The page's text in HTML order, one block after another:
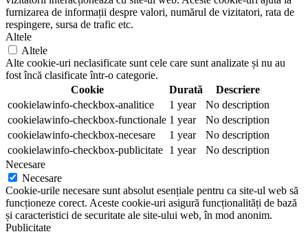
furnizarea de informații despre valori, numărul de vizitatori, rata de
respingere, sursa de trafic etc.
Altele
Altele
Alte cookie-uri neclasificate sunt cele care sunt analizate și nu au
fost încă clasificate într-o categorie.
Cookie
Durată
Descriere
cookielawinfo-checkbox-analitice
1 year
No description
cookielawinfo-checkbox-functionale 1 year
No description
cookielawinfo-checkbox-necesare
1 year
No description
cookielawinfo-checkbox-publicitate 1 year
No description
Necesare
Necesare
Cookie-urile necesare sunt absolut esențiale pentru ca site-ul web să
funcționeze corect. Aceste cookie-uri asigură funcționalități de bază
și caracteristici de securitate ale site-ului web, în mod anonim.
Publicitate